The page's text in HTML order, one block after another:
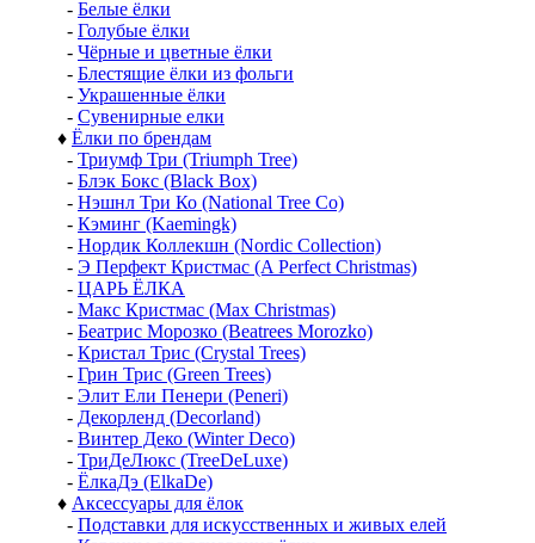
- Белые ёлки
- Голубые ёлки
- Чёрные и цветные ёлки
- Блестящие ёлки из фольги
- Украшенные ёлки
- Сувенирные елки
♦ Ёлки по брендам
- Триумф Три (Triumph Tree)
- Блэк Бокс (Black Box)
- Нэшнл Три Ко (National Tree Co)
- Кэминг (Kaemingk)
- Нордик Коллекшн (Nordic Collection)
- Э Перфект Кристмас (A Perfect Christmas)
- ЦАРЬ ЁЛКА
- Макс Кристмас (Max Christmas)
- Беатрис Морозко (Beatrees Morozko)
- Кристал Трис (Crystal Trees)
- Грин Трис (Green Trees)
- Элит Ели Пенери (Peneri)
- Декорленд (Decorland)
- Винтер Деко (Winter Deco)
- ТриДеЛюкс (TreeDeLuxe)
- ЁлкаДэ (ElkaDe)
♦ Аксессуары для ёлок
- Подставки для искусственных и живых елей